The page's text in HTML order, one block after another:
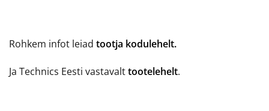
Rohkem infot leiad tootja kodulehelt.
Ja Technics Eesti vastavalttootelehelt.